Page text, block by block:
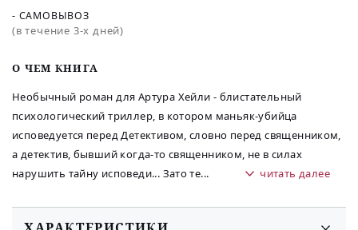
O ЧЕМ КНИГА
Необычный роман для Артура Хейли - блистательный
психологический триллер, в котором маньяк-убийца
исповедуется перед Детективом, словно перед священником,
а детектив, бывший когда-то священником, не в силах
нарушить тайну исповеди... Зато те... читать далее
- САМОВЫВОЗ
(в течение 3-х дней)